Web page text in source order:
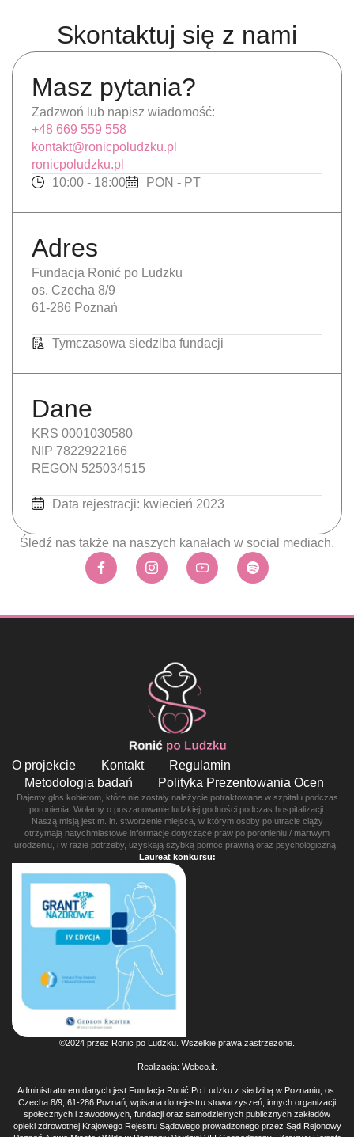
Skontaktuj się z nami
Masz pytania?
Zadzwoń lub napisz wiadomość:
+48 669 559 558
kontakt@ronicpoludzku.pl
ronicpoludzku.pl
10:00 - 18:00
PON - PT
Adres
Fundacja Ronić po Ludzku
os. Czecha 8/9
61-286 Poznań
Tymczasowa siedziba fundacji
Dane
KRS 0001030580
NIP 7822922166
REGON 525034515
Data rejestracji: kwiecień 2023
Śledź nas także na naszych kanałach w social mediach.
O projekcie Kontakt
Regulamin
Metodologia badań
Polityka Prezentowania Ocen
Dajemy głos kobietom, które nie zostały należycie potraktowane w szpitalu podczas
poronienia. Wołamy o poszanowanie ludzkiej godności podczas hospitalizacji.
Naszą misją jest m. in. stworzenie miejsca, w którym osoby po utracie ciąży
otrzymają natychmiastowe informacje dotyczące praw po poronieniu / martwym
urodzeniu, i w razie potrzeby, uzyskają szybką pomoc prawną oraz psychologiczną.
Laureat konkursu:
©2024 przez Ronic po Ludzku. Wszelkie prawa zastrzeżone.
Realizacja: Webeo.it.
Administratorem danych jest Fundacja Ronić Po Ludzku z siedzibą w Poznaniu, os.
Czecha 8/9, 61-286 Poznań, wpisana do rejestru stowarzyszeń, innych organizacji
społecznych i zawodowych, fundacji oraz samodzielnych publicznych zakładów
opieki zdrowotnej Krajowego Rejestru Sądowego prowadzonego przez Sąd Rejonowy